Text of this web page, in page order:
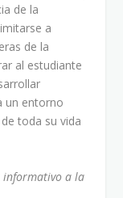
de la
a
de la
al estudiante
un entorno
toda su vida
informativo a la